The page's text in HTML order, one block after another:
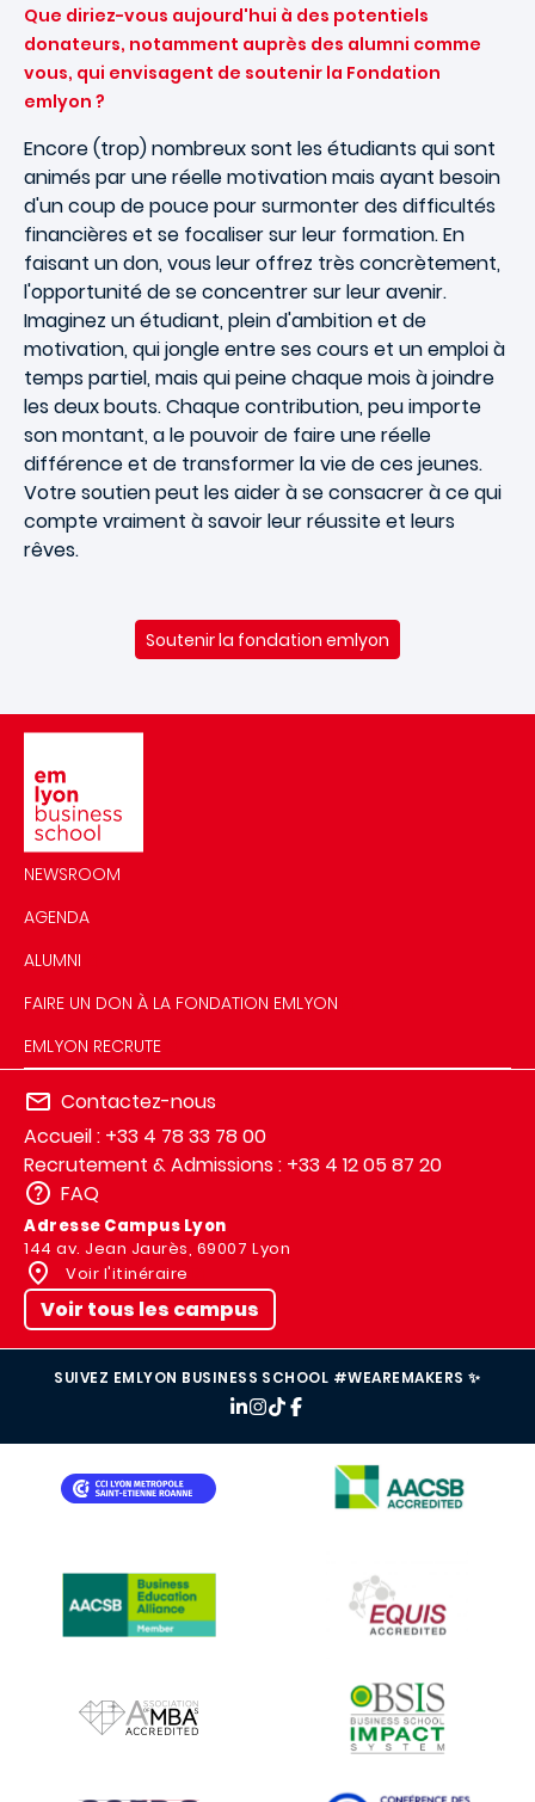
Que diriez-vous aujourd'hui à des potentiels
donateurs, notamment auprès des alumni comme
vous, qui envisagent de soutenir la Fondation
emlyon ?
Encore (trop) nombreux sont les étudiants qui sont
animés par une réelle motivation mais ayant besoin
d'un coup de pouce pour surmonter des difficultés
financières et se focaliser sur leur formation. En
faisant un don, vous leur offrez très concrètement,
l'opportunité de se concentrer sur leur avenir.
Imaginez un étudiant, plein d'ambition et de
motivation, qui jongle entre ses cours et un emploi à
temps partiel, mais qui peine chaque mois à joindre
les deux bouts. Chaque contribution, peu importe
son montant, a le pouvoir de faire une réelle
différence et de transformer la vie de ces jeunes.
Votre soutien peut les aider à se consacrer à ce qui
compte vraiment à savoir leur réussite et leurs
rêves.
Soutenir la fondation emlyon
NEWSROOM
AGENDA
ALUMNI
FAIRE UN DON À LA FONDATION EMLYON
EMLYON RECRUTE
Contactez-nous
Accueil : +33 4 78 33 78 00
Recrutement & Admissions : +33 4 12 05 87 20
FAQ
Adresse Campus Lyon
144 av. Jean Jaurès, 69007 Lyon
Voir l'itinéraire
Voir tous les campus
SUIVEZ EMLYON BUSINESS SCHOOL #WEAREMAKERS ✨
IMAGE
IMAGE
IMAGE